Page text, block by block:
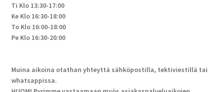
Ti Klo 13:30-17:00
Ke Klo 16:30-18:00
To Klo 16:00-18:00
Pe Klo 16:30-20:00
Muina aikoina otathan yhteyttä sähköpostilla, tektiviestillä tai
whatsappissa.